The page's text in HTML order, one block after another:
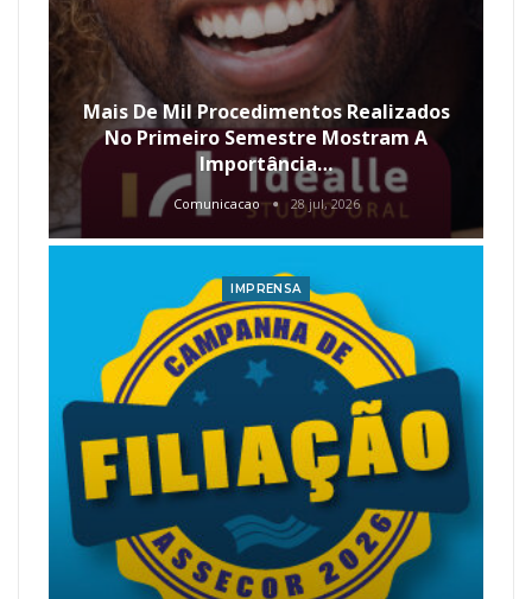
Mais De Mil Procedimentos Realizados
No Primeiro Semestre Mostram A
Importância…
Comunicacao 28 jul, 2026
IMPRENSA